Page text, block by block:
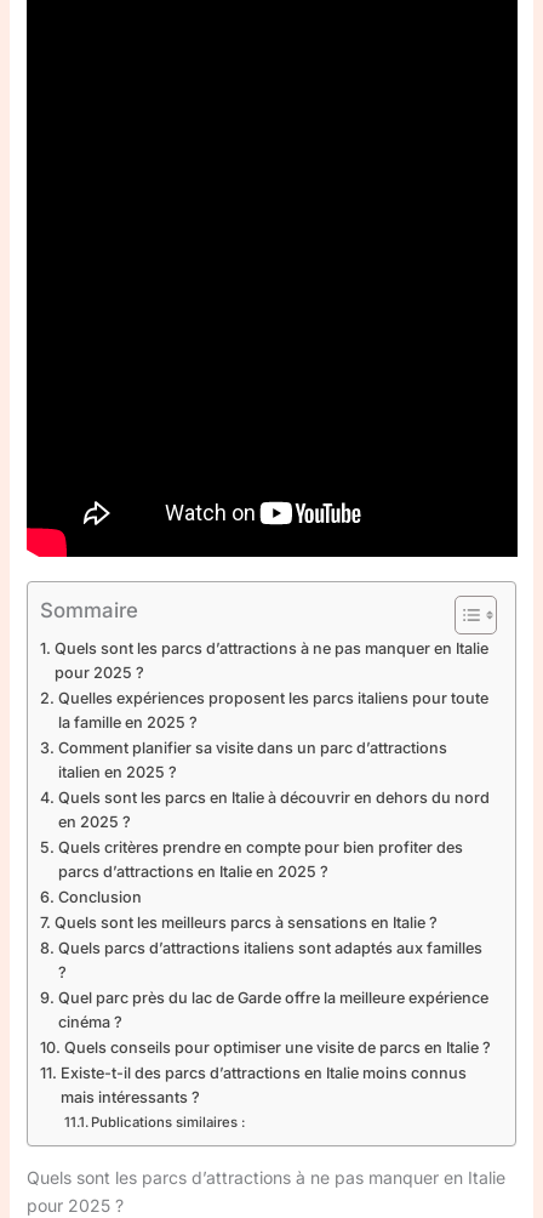
Sommaire
Quels sont les parcs d’attractions à ne pas manquer en Italie
pour 2025 ?
Quelles expériences proposent les parcs italiens pour toute
la famille en 2025 ?
Comment planifier sa visite dans un parc d’attractions
italien en 2025 ?
Quels sont les parcs en Italie à découvrir en dehors du nord
en 2025 ?
Quels critères prendre en compte pour bien profiter des
parcs d’attractions en Italie en 2025 ?
Conclusion
Quels sont les meilleurs parcs à sensations en Italie ?
Quels parcs d’attractions italiens sont adaptés aux familles
?
Quel parc près du lac de Garde offre la meilleure expérience
cinéma ?
Quels conseils pour optimiser une visite de parcs en Italie ?
Existe-t-il des parcs d’attractions en Italie moins connus
mais intéressants ?
Publications similaires :
Quels sont les parcs d’attractions à ne pas manquer en Italie
pour 2025 ?